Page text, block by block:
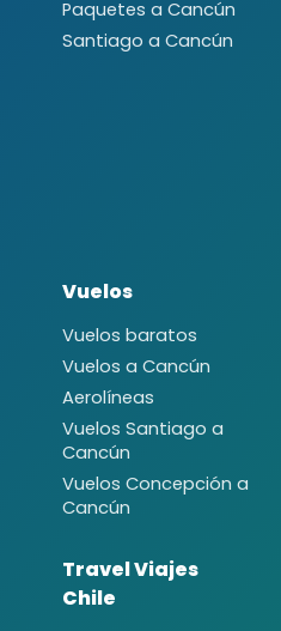
Paquetes a Cancún
Santiago a Cancún
Vuelos
Vuelos baratos
Vuelos a Cancún
Aerolíneas
Vuelos Santiago a
Cancún
Vuelos Concepción a
Cancún
Travel Viajes
Chile